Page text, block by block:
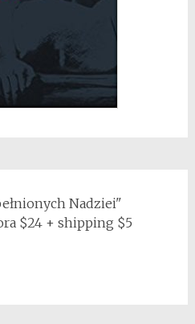
Nadziei"
$24 + shipping $5